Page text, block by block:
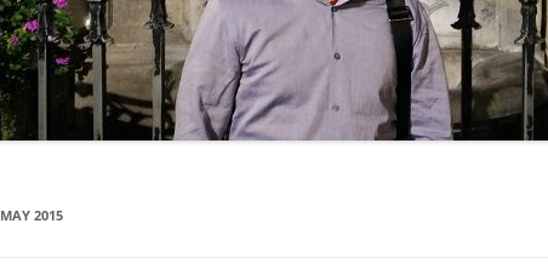
MAY 2015